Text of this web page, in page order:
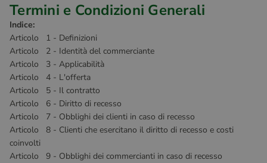
Termini e Condizioni Generali
Indice:
Articolo 1 - Definizioni
Articolo 2 - Identità del commerciante
Articolo 3 - Applicabilità
Articolo 4 - L'offerta
Articolo 5 - Il contratto
Articolo 6 - Diritto di recesso
Articolo 7 - Obblighi dei clienti in caso di recesso
Articolo 8 - Clienti che esercitano il diritto di recesso e costi
coinvolti
Articolo 9 - Obblighi dei commercianti in caso di recesso